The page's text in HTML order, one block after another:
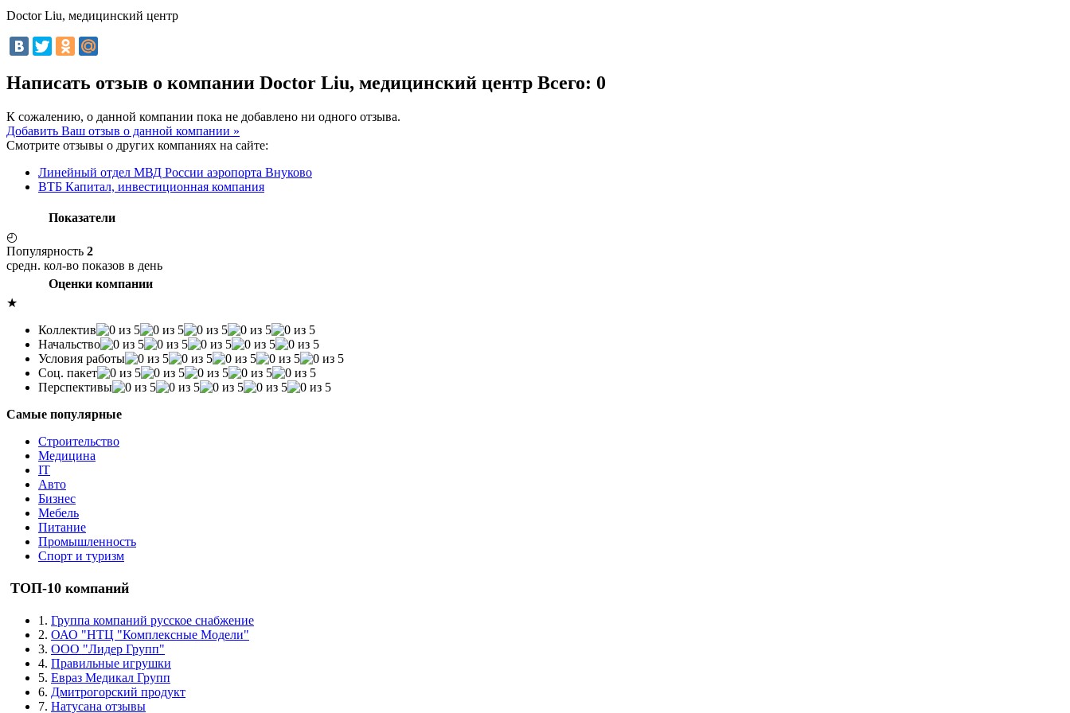
Doctor Liu, медицинский центр
Написать отзыв о компании Doctor Liu, медицинский центр Всего: 0
К сожалению, о данной компании пока не добавлено ни одного отзыва.
Добавить Ваш отзыв о данной компании »
Смотрите отзывы о других компаниях на сайте:
Линейный отдел МВД России аэропорта Внуково
ВТБ Капитал, инвестиционная компания
Показатели
◴
Популярность 2
средн. кол-во показов в день
Оценки компании
★
Коллектив
Начальство
Условия работы
Соц. пакет
Перспективы
Самые популярные
Строительство
Медицина
IT
Авто
Бизнес
Мебель
Питание
Промышленность
Спорт и туризм
ТОП-10 компаний
1. Группа компаний русское снабжение
2. ОАО "НТЦ "Комплексные Модели"
3. ООО "Лидер Групп"
4. Правильные игрушки
5. Евраз Медикал Групп
6. Дмитрогорский продукт
7. Натусана отзывы